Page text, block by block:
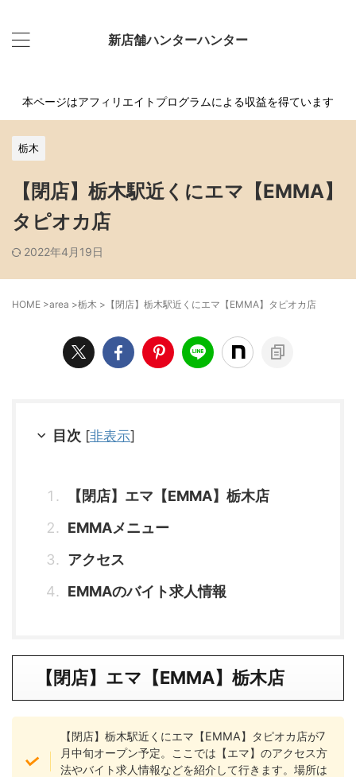
新店舗ハンターハンター
本ページはアフィリエイトプログラムによる収益を得ています
栃木
【閉店】栃木駅近くにエマ【EMMA】
タピオカ店
2022年4月19日
HOME >area >栃木 > 【閉店】栃木駅近くにエマ【EMMA】タピオカ店
目次 [非表示]
【閉店】エマ【EMMA】栃木店
EMMAメニュー
アクセス
EMMAのバイト求人情報
【閉店】エマ【EMMA】栃木店
【閉店】栃木駅近くにエマ【EMMA】タピオカ店が7
月中旬オープン予定。ここでは【エマ】のアクセス方
法やバイト求人情報などを紹介して行きます。場所は